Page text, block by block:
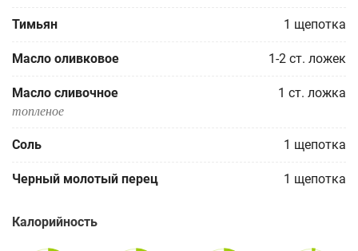
Тимьян 1 щепотка
Масло оливковое 1-2 ст. ложек
Масло сливочное 1 ст. ложка
топленое
Соль 1 щепотка
Черный молотый перец 1 щепотка
Калорийность